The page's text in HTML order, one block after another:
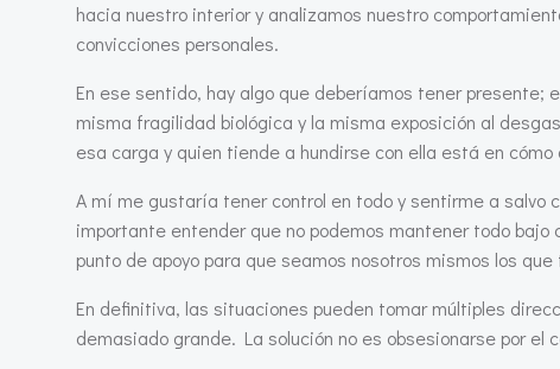
hacia nuestro interior y analizamos nuestro
convicciones personales.
En ese sentido, hay algo que deberíamos tener presente;
misma fragilidad biológica y la misma exposición al
esa carga y quien tiende a hundirse con ella está en
A mí me gustaría tener control en todo y sentirme a salvo
importante entender que no podemos mantener todo
punto de apoyo para que seamos nosotros mismos los
En definitiva, las situaciones pueden tomar múltiples
demasiado grande. La solución no es obsesionarse por